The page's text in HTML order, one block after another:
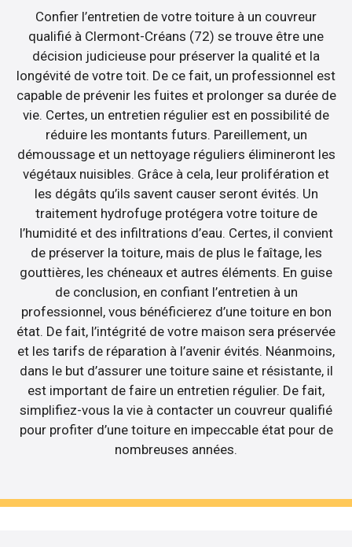
Confier l’entretien de votre toiture à un couvreur
qualifié à Clermont-Créans (72) se trouve être une
décision judicieuse pour préserver la qualité et la
longévité de votre toit. De ce fait, un professionnel est
capable de prévenir les fuites et prolonger sa durée de
vie. Certes, un entretien régulier est en possibilité de
réduire les montants futurs. Pareillement, un
démoussage et un nettoyage réguliers élimineront les
végétaux nuisibles. Grâce à cela, leur prolifération et
les dégâts qu’ils savent causer seront évités. Un
traitement hydrofuge protégera votre toiture de
l’humidité et des infiltrations d’eau. Certes, il convient
de préserver la toiture, mais de plus le faîtage, les
gouttières, les chéneaux et autres éléments. En guise
de conclusion, en confiant l’entretien à un
professionnel, vous bénéficierez d’une toiture en bon
état. De fait, l’intégrité de votre maison sera préservée
et les tarifs de réparation à l’avenir évités. Néanmoins,
dans le but d’assurer une toiture saine et résistante, il
est important de faire un entretien régulier. De fait,
simplifiez-vous la vie à contacter un couvreur qualifié
pour profiter d’une toiture en impeccable état pour de
nombreuses années.